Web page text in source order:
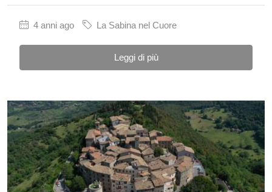
4 anni ago La Sabina nel Cuore
Leggi di più